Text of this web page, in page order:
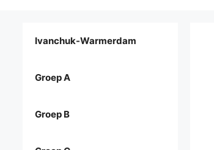
Ivanchuk-Warmerdam
Groep A
Groep B